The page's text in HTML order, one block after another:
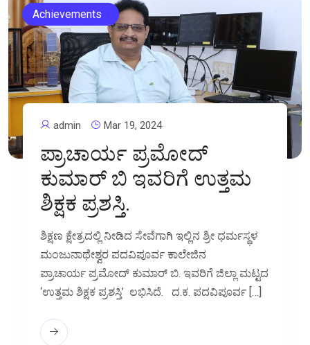
Achievements
admin Mar 19, 2024
ಪ್ರಾಚಾರ್ಯ ಪ್ರಮೋದ್‌
ಕುಮಾರ್‌ ಬಿ ಇವರಿಗೆ ಉತ್ತಮ
ಶಿಕ್ಷಕ ಪ್ರಶಸ್ತಿ.
ಶಿಕ್ಷಣ ಕ್ಷೇತ್ರದಲ್ಲಿ ನೀಡಿದ ಸೇವೆಗಾಗಿ ಇಲ್ಲಿನ ಶ್ರೀ ಧರ್ಮಸ್ಥಳ
ಮಂಜುನಾಥೇಶ್ವರ ಪದವಿಪೂರ್ವ ಕಾಲೇಜಿನ
ಪ್ರಾಚಾರ್ಯ ಪ್ರಮೋದ್ ಕುಮಾರ್ ಬಿ. ಇವರಿಗೆ ಜಿಲ್ಲಾ ಮಟ್ಟದ
‘ಉತ್ತಮ ಶಿಕ್ಷಕ ಪ್ರಶಸ್ತಿ’ ಲಭಿಸಿದೆ. ದ.ಕ. ಪದವಿಪೂರ್ವ […]